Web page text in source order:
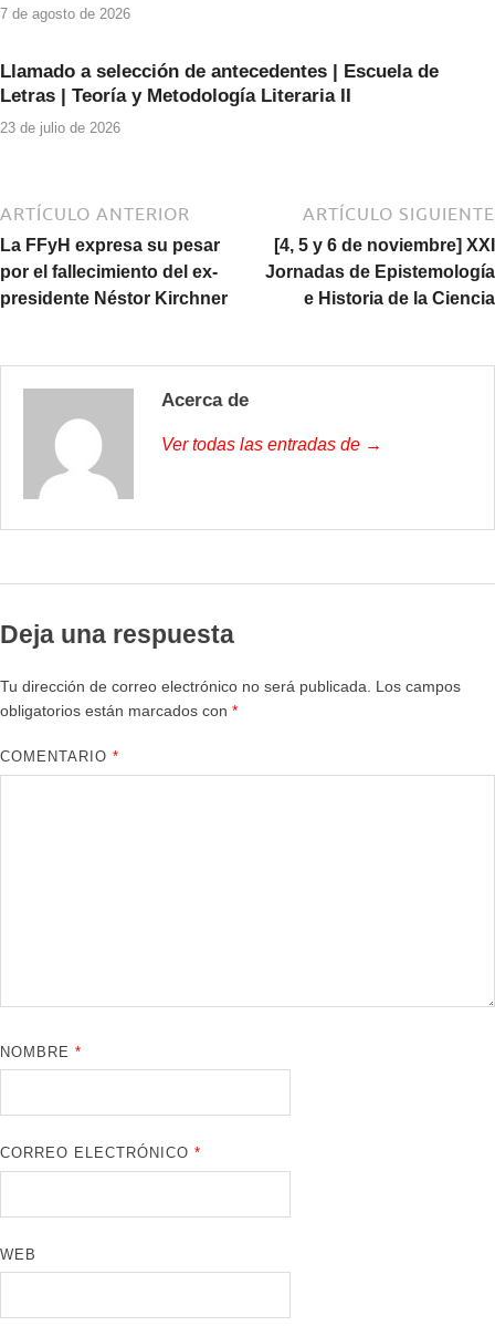
7 de agosto de 2026
Llamado a selección de antecedentes | Escuela de
Letras | Teoría y Metodología Literaria II
23 de julio de 2026
ARTÍCULO ANTERIOR
La FFyH expresa su pesar
por el fallecimiento del ex-
presidente Néstor Kirchner
ARTÍCULO SIGUIENTE
[4, 5 y 6 de noviembre] XXI
Jornadas de Epistemología
e Historia de la Ciencia
Acerca de
Ver todas las entradas de →
Deja una respuesta
Tu dirección de correo electrónico no será publicada.
Los campos
obligatorios están marcados con *
COMENTARIO*
NOMBRE*
CORREO ELECTRÓNICO*
WEB